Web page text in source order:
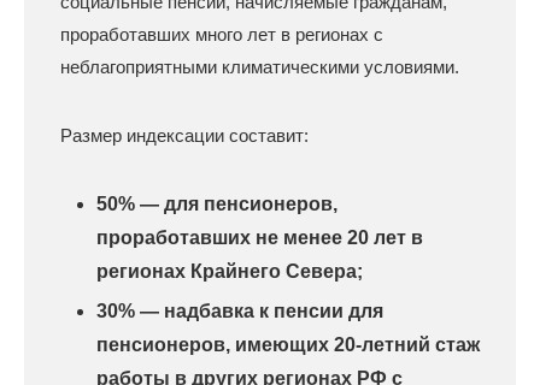
проработавших много лет в регионах с
неблагоприятными климатическими условиями.
Размер индексации составит:
50% — для пенсионеров,
проработавших не менее 20 лет в
регионах Крайнего Севера;
30% — надбавка к пенсии для
пенсионеров, имеющих 20-летний стаж
работы в других регионах РФ с